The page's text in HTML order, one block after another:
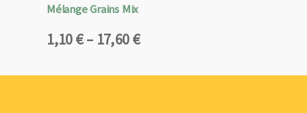
Mélange Grains Mix
1,10€– 17,60€
Plage
prix :